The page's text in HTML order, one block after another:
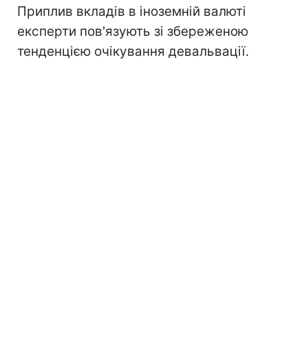
Приплив вкладів в іноземній валюті
експерти пов'язують зі збереженою
тенденцією очікування девальвації.